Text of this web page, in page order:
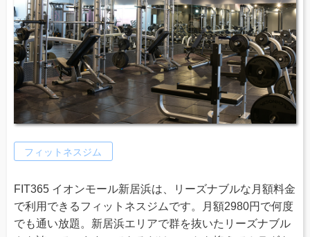
フィットネスジム
FIT365 イオンモール新居浜は、リーズナブルな月額料金
で利用できるフィットネスジムです。月額2980円で何度
でも通い放題。新居浜エリアで群を抜いたリーズナブル